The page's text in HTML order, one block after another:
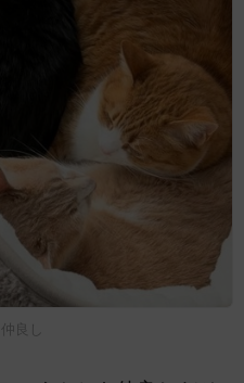
良し